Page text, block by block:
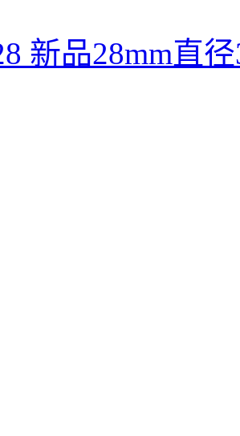
新品28mm直